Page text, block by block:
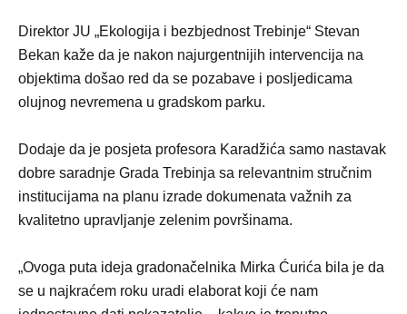
Direktor JU „Ekologija i bezbjednost Trebinje“ Stevan
Bekan kaže da je nakon najurgentnijih intervencija na
objektima došao red da se pozabave i posljedicama
olujnog nevremena u gradskom parku.
Dodaje da je posjeta profesora Karadžića samo nastavak
dobre saradnje Grada Trebinja sa relevantnim stručnim
institucijama na planu izrade dokumenata važnih za
kvalitetno upravljanje zelenim površinama.
„Ovoga puta ideja gradonačelnika Mirka Ćurića bila je da
se u najkraćem roku uradi elaborat koji će nam